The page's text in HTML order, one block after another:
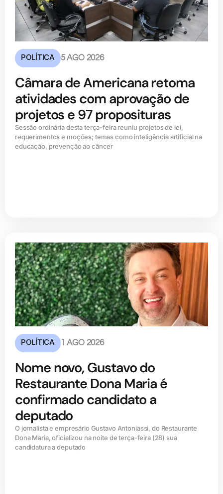
POLÍTICA 5 AGO 2026
Câmara de Americana retoma
atividades com aprovação de
projetos e 97 proposituras
Sessão ordinária desta terça-feira reuniu projetos de lei,
requerimentos e moções; temas como inteligência artificial na
educação, prevenção ao câncer
POLÍTICA 1 AGO 2026
Nome novo, Gustavo do
Restaurante Dona Maria é
confirmado candidato a
deputado
O jornalista e empresário Gustavo Antoniassi, do Restaurante
Dona Maria, oficializou na noite de terça-feira (28) sua
candidatura a deputado